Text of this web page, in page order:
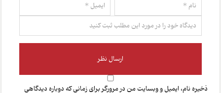
ذخیره نام، ایمیل و وبسایت من در مرورگر برای زمانی که دوباره دیدگاهی